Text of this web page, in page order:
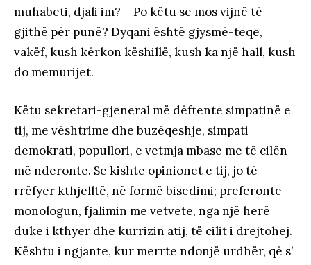
muhabeti, djali im? – Po këtu se mos vijnë të
gjithë për punë? Dyqani është gjysmë-teqe,
vakëf, kush kërkon këshillë, kush ka një hall, kush
do memurijet.
Këtu sekretari-gjeneral më dëftente simpatinë e
tij, me vështrime dhe buzëqeshje, simpati
demokrati, popullori, e vetmja mbase me të cilën
më nderonte. Se kishte opinionet e tij, jo të
rrëfyer kthjelltë, në formë bisedimi; preferonte
monologun, fjalimin me vetvete, nga një herë
duke i kthyer dhe kurrizin atij, të cilit i drejtohej.
Kështu i ngjante, kur merrte ndonjë urdhër, që s’